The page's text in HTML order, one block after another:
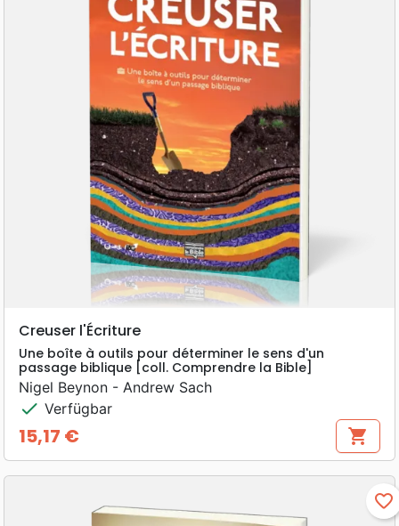
Creuser l'Écriture
Une boîte à outils pour déterminer le sens d'un
passage biblique [coll. Comprendre la Bible]
Nigel Beynon - Andrew Sach
check Verfügbar
Preis
15,17 € shopping_cart
favorite_border